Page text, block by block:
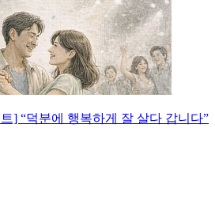
] “덕분에 행복하게 잘 살다 갑니다”